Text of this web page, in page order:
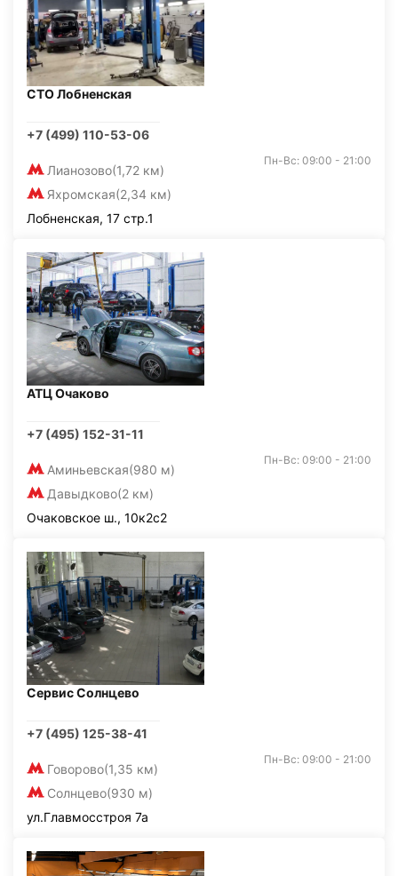
СТО Лобненская
+7 (499) 110-53-06
Лианозово(1,72 км)
Яхромская(2,34 км)
Пн-Вс: 09:00 - 21:00
Лобненская, 17 стр.1
АТЦ Очаково
+7 (495) 152-31-11
Аминьевская(980 м)
Давыдково(2 км)
Пн-Вс: 09:00 - 21:00
Очаковское ш., 10к2с2
Сервис Солнцево
+7 (495) 125-38-41
Говорово(1,35 км)
Солнцево(930 м)
Пн-Вс: 09:00 - 21:00
ул.Главмосстроя 7а